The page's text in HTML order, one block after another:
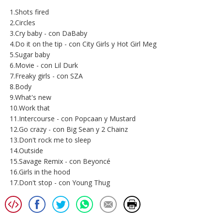
1.Shots fired
2.Circles
3.Cry baby - con DaBaby
4.Do it on the tip - con City Girls y Hot Girl Meg
5.Sugar baby
6.Movie - con Lil Durk
7.Freaky girls - con SZA
8.Body
9.What's new
10.Work that
11.Intercourse - con Popcaan y Mustard
12.Go crazy - con Big Sean y 2 Chainz
13.Don't rock me to sleep
14.Outside
15.Savage Remix - con Beyoncé
16.Girls in the hood
17.Don't stop - con Young Thug